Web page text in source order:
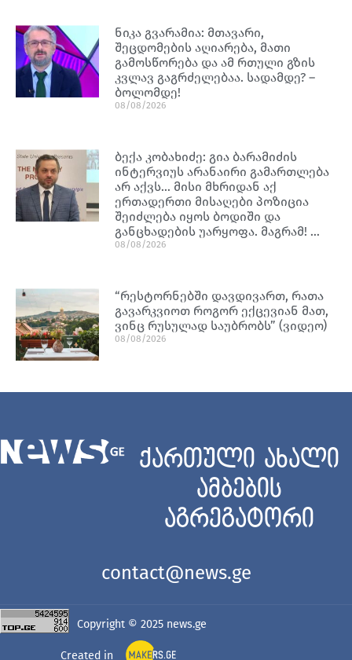
ნიკა გვარამია: მთავარი,
შეცდომების აღიარება, მათი
გამოსწორება და ამ რთული გზის
კვლავ გაგრძელებაა. სადამდე? –
ბოლომდე!
08/08/2026
ბექა კობახიძე: გია ბარამიძის
ინტერვიუს არანაირი გამართლება
არ აქვს… მისი მხრიდან აქ
ერთადერთი მისაღები პოზიცია
შეიძლება იყოს ბოდიში და
განცხადების უარყოფა. მაგრამ! …
08/08/2026
“რესტორნებში დავდივართ, რათა
გავარკვიოთ როგორ ექცევიან მათ,
ვინც რუსულად საუბრობს” (ვიდეო)
08/08/2026
ქართული ახალი
ამბების
აგრეგატორი
contact@news.ge
Copyright © 2025 news.ge
Created in